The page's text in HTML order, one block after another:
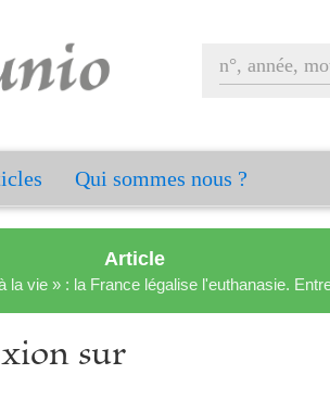
Qui sommes nous ?
Article
la vie » : la France légalise l'euthanasie.
sur